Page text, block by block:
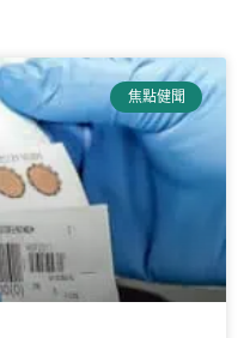
焦點健聞